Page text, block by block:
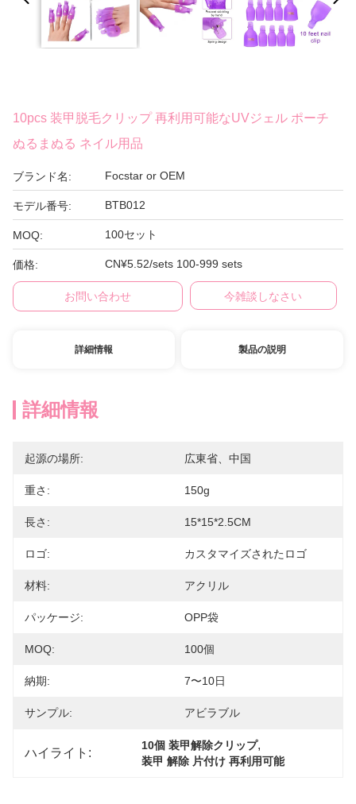
10pcs 装甲脱毛クリップ 再利用可能なUVジェル ポーチ
ぬるまぬる ネイル用品
ブランド名: Focstar or OEM
モデル番号: BTB012
MOQ: 100セット
価格: CN¥5.52/sets 100-999 sets
お問い合わせ 今雑談しなさい
詳細情報 製品の説明
詳細情報
起源の場所: 広東省、中国
重さ: 150g
長さ: 15*15*2.5CM
ロゴ: カスタマイズされたロゴ
材料: アクリル
パッケージ: OPP袋
MOQ: 100個
納期: 7〜10日
サンプル: アビラブル
ハイライト: 10個 装甲解除クリップ,
装甲 解除 片付け 再利用可能